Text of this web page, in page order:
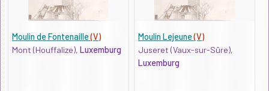
Moulin de Fontenaille(V)
Mont (Houffalize), Luxemburg
Moulin Lejeune(V)
Juseret (Vaux-sur-Sûre),
Luxemburg